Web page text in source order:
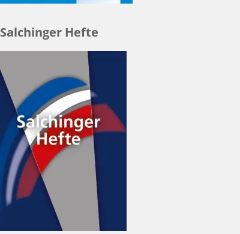
Salchinger Hefte